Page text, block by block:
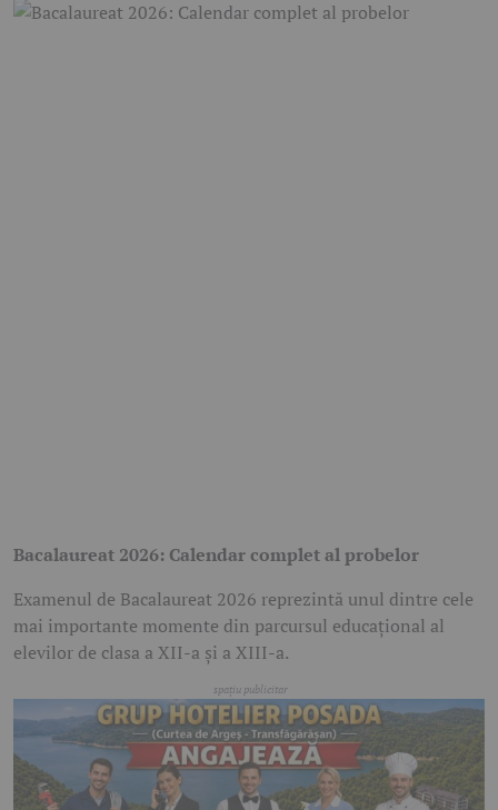
Bacalaureat 2026: Calendar complet al probelor
Examenul de Bacalaureat 2026 reprezintă unul dintre cele
mai importante momente din parcursul educațional al
elevilor de clasa a XII-a și a XIII-a.